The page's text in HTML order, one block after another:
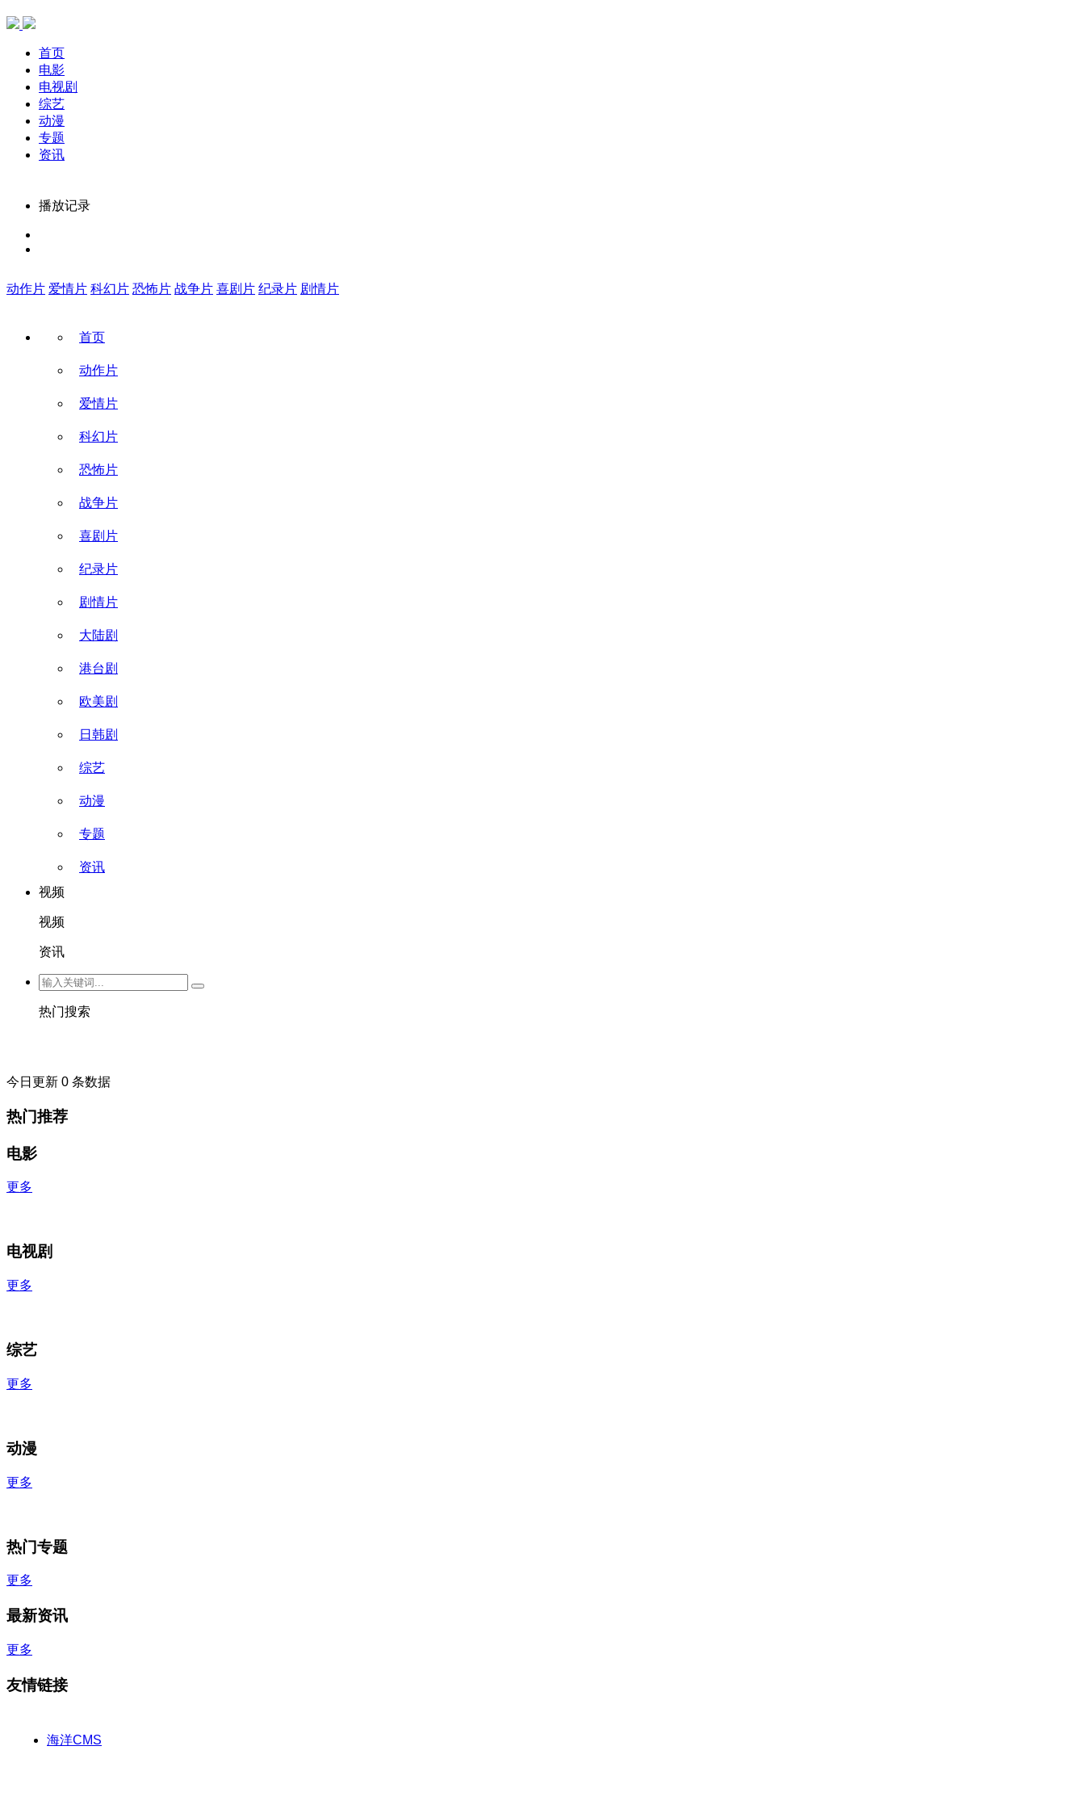
首页
电影
电视剧
综艺
动漫
专题
资讯
播放记录
动作片 爱情片 科幻片 恐怖片 战争片 喜剧片 纪录片 剧情片
首页
动作片
爱情片
科幻片
恐怖片
战争片
喜剧片
纪录片
剧情片
大陆剧
港台剧
欧美剧
日韩剧
综艺
动漫
专题
资讯
视频
视频
资讯
热门搜索
今日更新 0 条数据
热门推荐
电影
更多
电视剧
更多
综艺
更多
动漫
更多
热门专题
更多
最新资讯
更多
友情链接
海洋CMS